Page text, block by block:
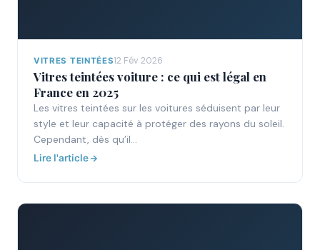
VITRES TEINTÉES12 Fév 2026
Vitres teintées voiture : ce qui est légal en
France en 2025
Les vitres teintées sur les voitures séduisent par leur
style et leur capacité à protéger des rayons du soleil.
Cependant, dès qu’il…
Lire l'article